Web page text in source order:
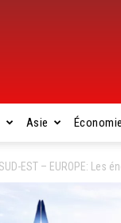
Asie Économie
EST – EUROPE: Les